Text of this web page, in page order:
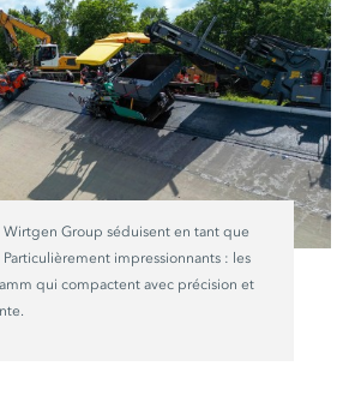
Wirtgen Group séduisent en tant que
impressionnants : les
qui compactent avec précision et